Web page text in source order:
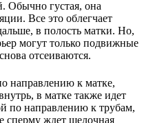
Обычно густая, она
Все это облегчает
в полость матки. Но,
могут только подвижные
отсеиваются.
направлению к матке,
в матке также идет
по направлению к трубам,
сперму ждет щелочная